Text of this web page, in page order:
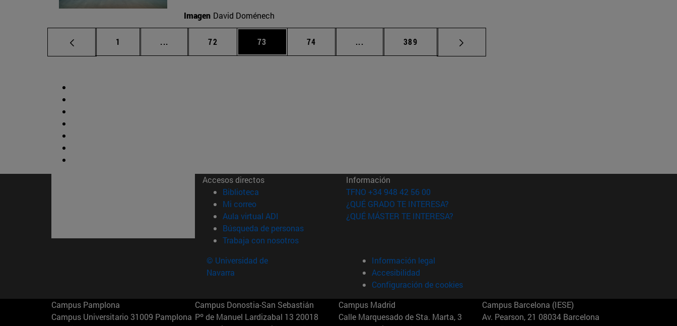
Imagen David Doménech
Página
1 ... Páginas intermedias Use TAB para desplazarse.
Página
72 Página
73 Página
74 ... Páginas intermedias Use TAB para desplazarse.
Página
389
Accesos directos
Biblioteca (abre en nueva ventana)
Mi correo(abre en nueva ventana)
Aula virtual ADI (abre en nueva ventana)
Búsqueda de personas(abre en nueva ventana)
Trabaja con nosotros(abre en nueva ventana)
Información
TFNO +34 948 42 56 00
¿QUÉ GRADO TE INTERESA?
¿QUÉ MÁSTER TE INTERESA?
© Universidad de
Navarra
Información legal
Accesibilidad
Configuración de cookies
Campus Pamplona
Campus Universitario 31009 Pamplona
Campus Donostia-San Sebastián
Pº de Manuel Lardizabal 13 20018
Campus Madrid
Calle Marquesado de Sta. Marta, 3
Campus Barcelona (IESE)
Av. Pearson, 21 08034 Barcelona